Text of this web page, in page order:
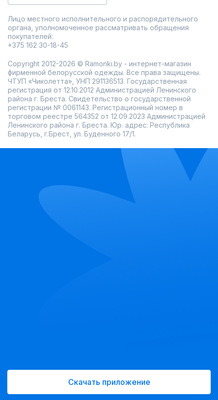
Лицо местного исполнительного и распорядительного
органа, уполномоченное рассматривать обращения
покупателей:
+375 162 30-18-45
Copyright 2012-2026 © Ramonki.by - интернет-магазин
фирменной белорусской одежды. Все права защищены.
ЧТУП «Чиколетта», УНП 291136513. Государственная
регистрация от 12.10.2012 Администрацией Ленинского
района г. Бреста. Свидетельство о государственной
регистрации № 0061143. Регистрационный номер в
торговом реестре 564352 от 12.09.2023 Администрацией
Ленинского района г. Бреста. Юр. адрес: Республика
Беларусь, г.Брест, ул. Буденного 17/1.
Скачать приложение